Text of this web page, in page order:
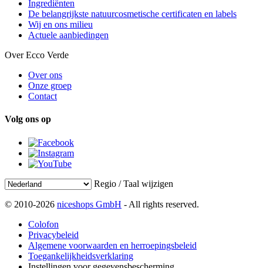
Ingrediënten
De belangrijkste natuurcosmetische certificaten en labels
Wij en ons milieu
Actuele aanbiedingen
Over Ecco Verde
Over ons
Onze groep
Contact
Volg ons op
Regio / Taal wijzigen
© 2010-2026 niceshops GmbH - All rights reserved.
Colofon
Privacybeleid
Algemene voorwaarden en herroepingsbeleid
Toegankelijkheidsverklaring